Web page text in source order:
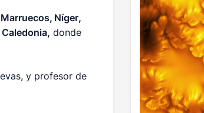
Marruecos, Níger,
, donde
y profesor de